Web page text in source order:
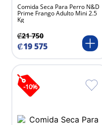
Comida Seca Para Perro N&D
Prime Frango Adulto Mini 2.5
Kg
₡21 750
₡19575
-10%